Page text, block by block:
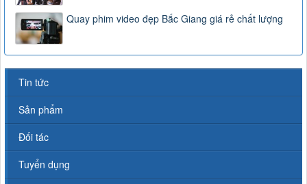
Quay phim video đẹp Bắc Giang giá rẻ chất lượng
Tin tức
Sản phẩm
Đối tác
Tuyển dụng